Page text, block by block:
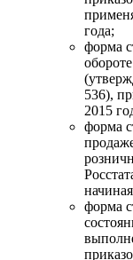
года;
форма
536),
2015
форма
форма